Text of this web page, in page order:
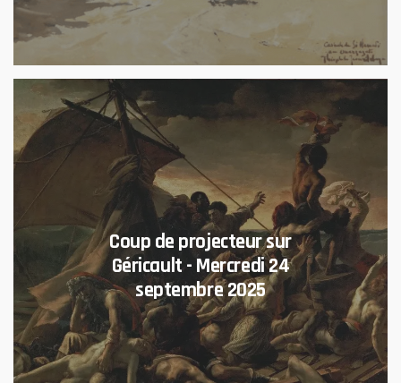
Coup de projecteur sur
Géricault - Mercredi 24
septembre 2025